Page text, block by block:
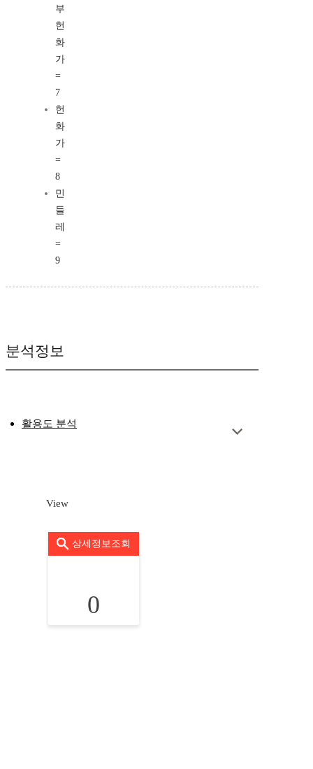
부
헌
화
가
=
7
헌
화
가
=
8
민
들
레
=
9
분석정보
활용도 분석
View
상세정보조회
0